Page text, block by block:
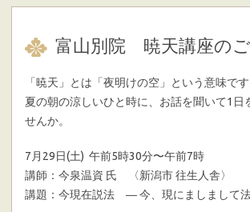
富山別院 暁天講座の
「暁天」とは「夜明けの空」という意味です
夏の朝の涼しいひと時に、お話を聞いて1日
せんか。
7月29日(土) 午前5時30分〜午前7時
講師：今泉温資 氏 〈新潟市 往生人舎〉
講題：今現在説法 ― 今、現にましまして